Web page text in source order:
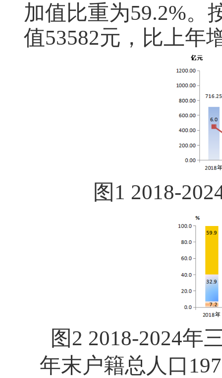
加值比重为59.2%。
值53582元，比上年
图 1 2018-
图 2 2018-2024年
年末户籍总人口